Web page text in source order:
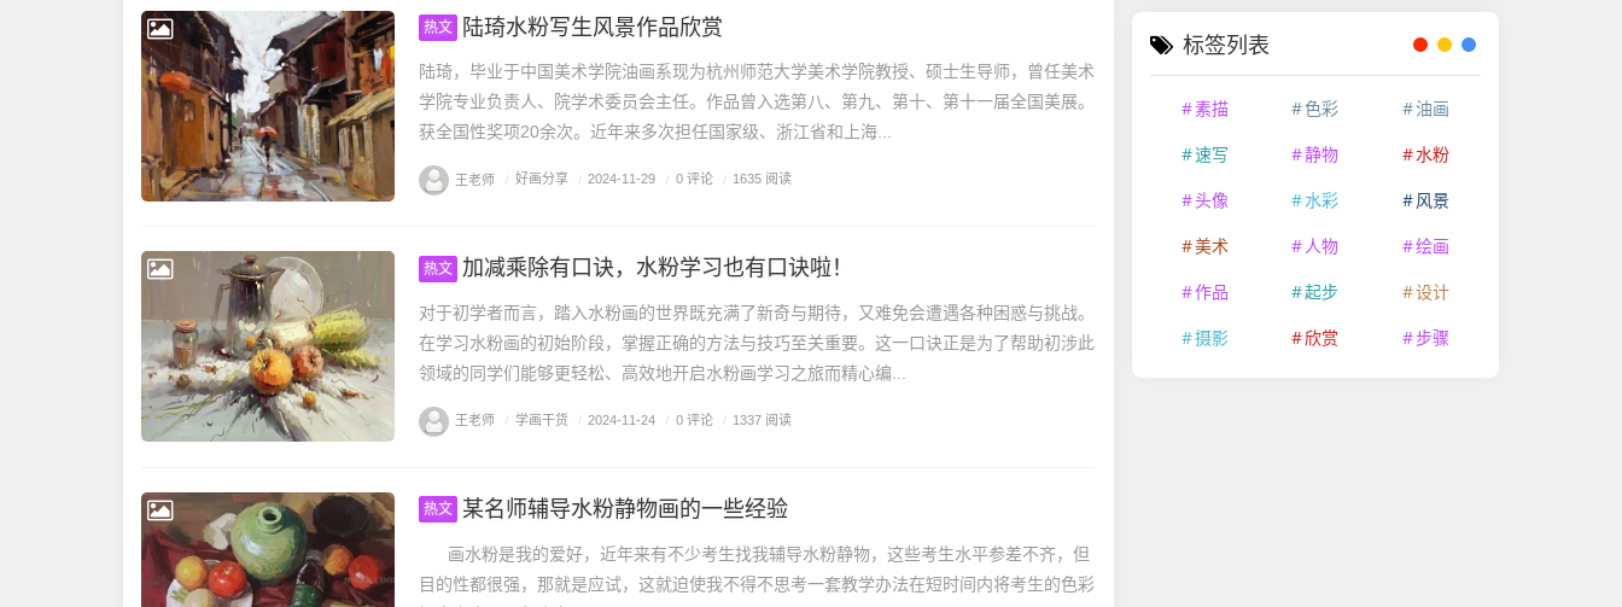
热文 陆琦水粉写生风景作品欣赏
陆琦，毕业于中国美术学院油画系现为杭州师范大学美术学院教授、硕士生导师，曾任美术
学院专业负责人、院学术委员会主任。作品曾入选第八、第九、第十、第十一届全国美展。
获全国性奖项20余次。近年来多次担任国家级、浙江省和上海...
王老师 / 好画分享 / 2024-11-29 / 0 评论 / 1635 阅读
热文 加减乘除有口诀，水粉学习也有口诀啦！
对于初学者而言，踏入水粉画的世界既充满了新奇与期待，又难免会遭遇各种困惑与挑战。
在学习水粉画的初始阶段，掌握正确的方法与技巧至关重要。这一口诀正是为了帮助初涉此
领域的同学们能够更轻松、高效地开启水粉画学习之旅而精心编...
王老师 / 学画干货 / 2024-11-24 / 0 评论 / 1337 阅读
热文 某名师辅导水粉静物画的一些经验
画水粉是我的爱好，近年来有不少考生找我辅导水粉静物，这些考生水平参差不齐，但
目的性都很强，那就是应试，这就迫使我不得不思考一套教学办法在短时间内将考生的色彩
标签列表
素描 色彩
油画
速写
静物
水粉
头像
水彩
风景
美术
人物
绘画
作品
起步
设计
摄影
欣赏 步骤